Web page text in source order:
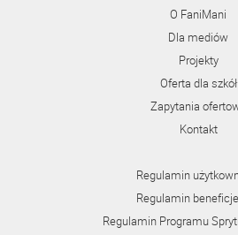
O FaniMani
Dla mediów
Projekty
Oferta dla szkół
Zapytania
Kontakt
Regulamin
Regulamin
Regulamin Programu